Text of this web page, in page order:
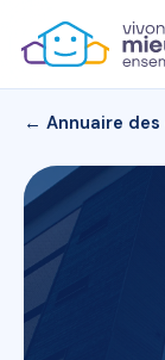
← Annuaire